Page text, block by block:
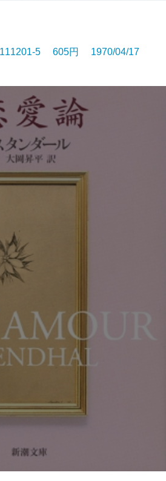
5 605円 1970/04/17